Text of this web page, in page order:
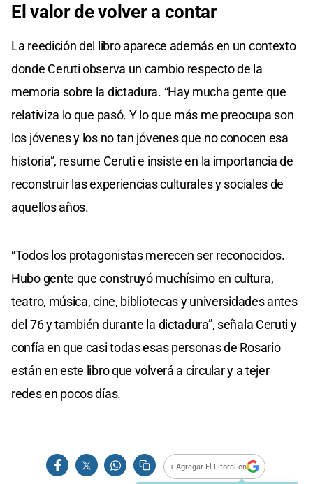
El valor de volver a contar
La reedición del libro aparece además en un contexto
donde Ceruti observa un cambio respecto de la
memoria sobre la dictadura. “Hay mucha gente que
relativiza lo que pasó. Y lo que más me preocupa son
los jóvenes y los no tan jóvenes que no conocen esa
historia”, resume Ceruti e insiste en la importancia de
reconstruir las experiencias culturales y sociales de
aquellos años.
“Todos los protagonistas merecen ser reconocidos.
Hubo gente que construyó muchísimo en cultura,
teatro, música, cine, bibliotecas y universidades antes
del 76 y también durante la dictadura”, señala Ceruti y
confía en que casi todas esas personas de Rosario
están en este libro que volverá a circular y a tejer
redes en pocos días.
+ Agregar El Litoral en